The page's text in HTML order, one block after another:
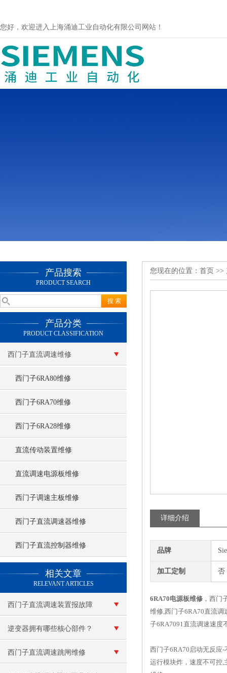
您好，欢迎进入上海涌迪工业自动化有限公司网站！
产品搜索
PRODUCT SEARCH
产品分类
PRODUCT CLASSIFICATION
西门子直流调速维修
西门子6RA80维修
西门子6RA70维修
西门子6RA28维修
直流传动装置维修
直流调速电源板维修
西门子调速主板维修
西门子直流调速器维修
西门子直流控制器维修
相关文章
RELEVANT ARTICLES
西门子直流调速装置报故障
逆变器拥有哪些核心部件？
西门子直流调速跳闸维修
您现在的位置： 首页 >>
详细介绍
品牌
加工定制 否
6RA70电源板维修 ，西门
维修,西门子6RA70直流调
子6RA7091直流调速速度
西门子6RA70启动无反应
运行模块炸，速度不可控,